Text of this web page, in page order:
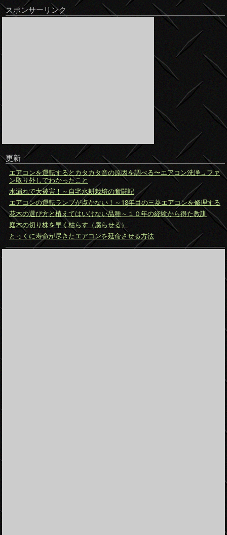
スポンサーリンク
更新
エアコンを運転するとカタカタ音の原因を調べる〜エアコン洗浄→ファ
ン取り外しでわかったこと
水漏れで大被害！～自宅水耕栽培の奮闘記
エアコンの運転ランプが点かない！～18年目の三菱エアコンを修理する
花木の選び方と植えてはいけない品種～１０年の経験から得た教訓
庭木の切り株を早く枯らす（腐らせる）
とっくに寿命が尽きたエアコンを延命させる方法